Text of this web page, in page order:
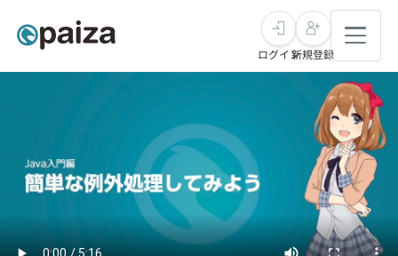
求人検索
未経験転職
ログイン新規登録